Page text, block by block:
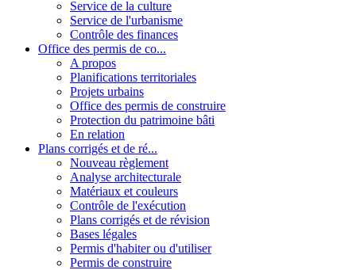
Service de la culture
Service de l'urbanisme
Contrôle des finances
Office des permis de co...
A propos
Planifications territoriales
Projets urbains
Office des permis de construire
Protection du patrimoine bâti
En relation
Plans corrigés et de ré...
Nouveau règlement
Analyse architecturale
Matériaux et couleurs
Contrôle de l'exécution
Plans corrigés et de révision
Bases légales
Permis d'habiter ou d'utiliser
Permis de construire